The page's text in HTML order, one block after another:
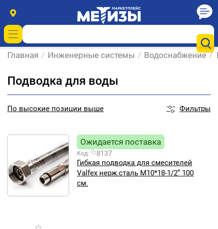
Главная / Инженерные системы / Водоснабжение /
Подводка для воды
По высокие позиции выше Фильтры
Ожидается поставка
Код:
8137
Гибкая подводка для смесителей
Valfex нерж.сталь M10*18-1/2’’ 100
см.